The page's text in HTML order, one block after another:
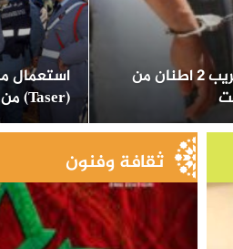
احباط محاولة تهريب 2 اطنان من
استعمال
(Taser) من اجل تحرير شابة محتجزة
ثقافة وفنون